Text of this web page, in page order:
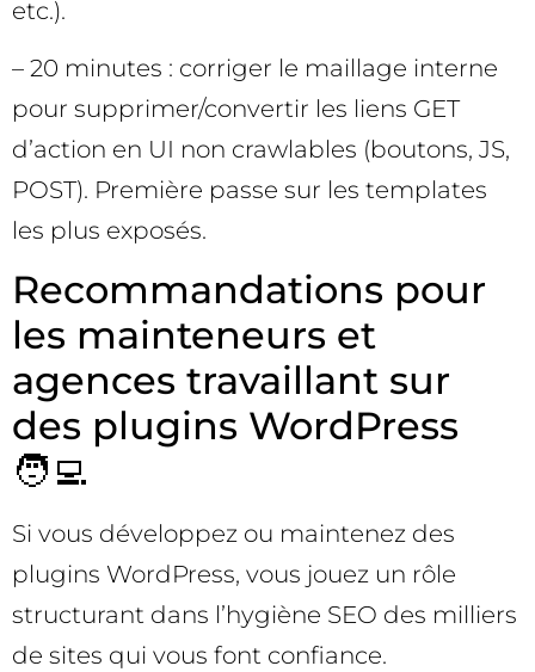
etc.).
– 20 minutes : corriger le maillage interne
pour supprimer/convertir les liens GET
d’action en UI non crawlables (boutons, JS,
POST). Première passe sur les templates
les plus exposés.
Recommandations pour
les mainteneurs et
agences travaillant sur
des plugins WordPress
🧑‍💻
Si vous développez ou maintenez des
plugins WordPress, vous jouez un rôle
structurant dans l’hygiène SEO des milliers
de sites qui vous font confiance.